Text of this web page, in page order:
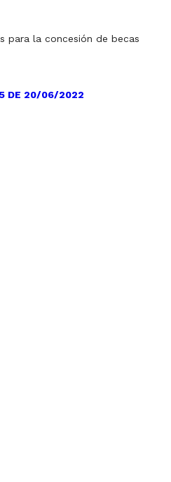
para la concesión de becas
DE 20/06/2022